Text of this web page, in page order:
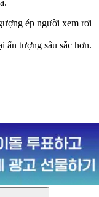
ép người xem rơi
ấn tượng sâu sắc hơn.